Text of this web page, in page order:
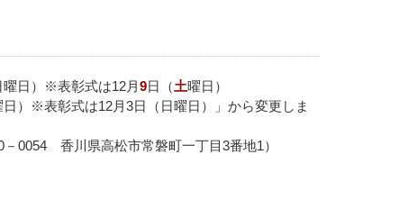
曜日）※表彰式は12月9日（土曜日）
）※表彰式は12月3日（日曜日）」から変更しま
0054 香川県高松市常磐町一丁目3番地1）